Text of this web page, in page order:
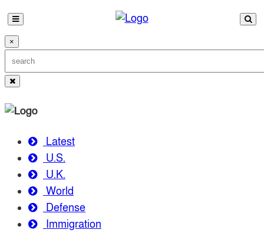
×
Latest
U.S.
U.K.
World
Defense
Immigration